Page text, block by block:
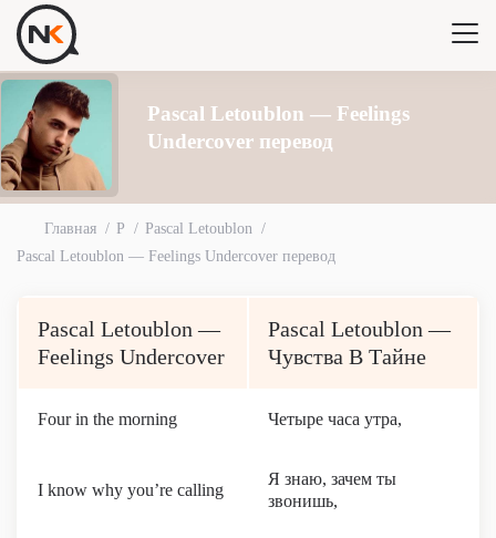
Pascal Letoublon — Feelings
Undercover перевод
Главная P
Pascal Letoublon
Pascal Letoublon — Feelings Undercover перевод
Pascal Letoublon —
Feelings Undercover
Pascal Letoublon —
Чувства В Тайне
Four in the morning Четыре часа утра,
I know why you’re calling
Я знаю, зачем ты
звонишь,